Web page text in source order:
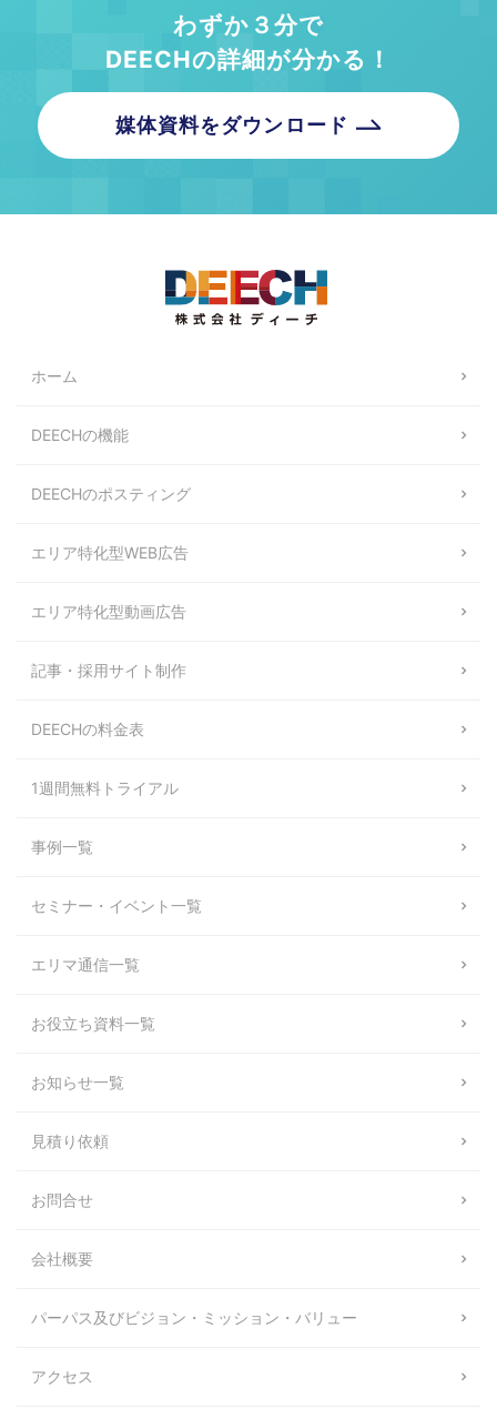
わずか３分で
DEECHの詳細が分かる！
媒体資料をダウンロード
ホーム
DEECHの機能
DEECHのポスティング
エリア特化型WEB広告
エリア特化型動画広告
記事・採用サイト制作
DEECHの料金表
1週間無料トライアル
事例一覧
セミナー・イベント一覧
エリマ通信一覧
お役立ち資料一覧
お知らせ一覧
見積り依頼
お問合せ
会社概要
パーパス及びビジョン・ミッション・バリュー
アクセス